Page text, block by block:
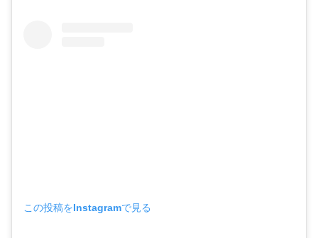
この投稿をInstagramで見る